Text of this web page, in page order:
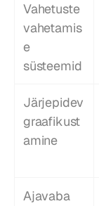
Vahetuste
vahetamis
e
süsteemid
Järjepidev
graafikust
amine
Ajavaba